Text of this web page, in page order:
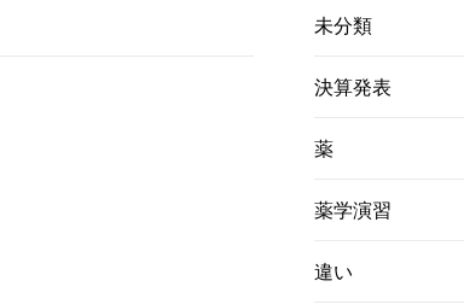
未分類
決算発表
薬
薬学演習
違い